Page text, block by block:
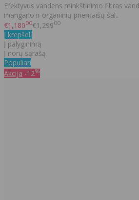
Efektyvus vandens minkštinimo filtras
mangano ir organinių priemaišų šal..
€1,18000€1,29900
Į krepšelį
Į palyginimą
Į norų sąrašą
Populiari
Akcija -12%